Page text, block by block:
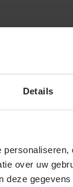
Details
over uw